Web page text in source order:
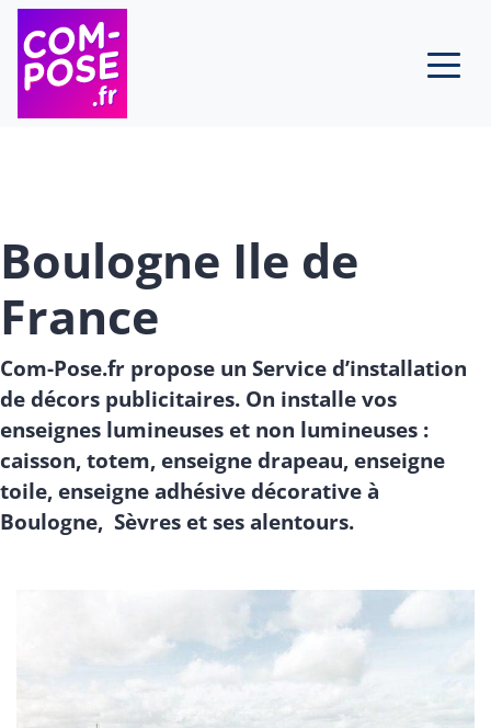
Skip to content
Boulogne Ile de
France
Com-Pose.fr propose un Service d’installation
de décors publicitaires. On installe vos
enseignes lumineuses et non lumineuses :
caisson, totem, enseigne drapeau, enseigne
toile, enseigne adhésive décorative à
Boulogne, Sèvres et ses alentours.